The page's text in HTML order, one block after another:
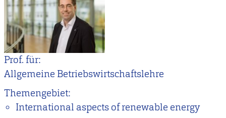
Prof. für:
Allgemeine Betriebswirtschaftslehre
Themengebiet:
International aspects of renewable energy